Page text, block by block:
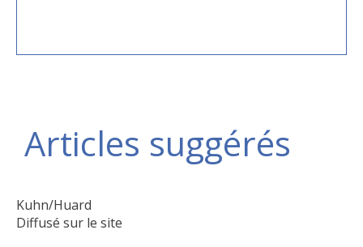
Articles suggérés
Kuhn/Huard
Diffusé sur le site